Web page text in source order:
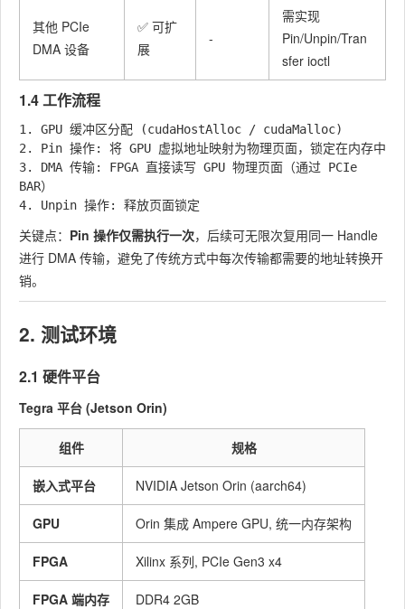
其他 PCIe
DMA 设备
✅ 可扩
展
-
需实现
Pin/Unpin/Tran
sfer ioctl
1.4 工作流程
1. GPU 缓冲区分配 (cudaHostAlloc / cudaMalloc)
2. Pin 操作: 将 GPU 虚拟地址映射为物理页面，锁定在内存中
3. DMA 传输: FPGA 直接读写 GPU 物理页面（通过 PCIe
BAR）
关键点： Pin 操作仅需执行一次，后续可无限次复用同一 Handle
进行 DMA 传输，避免了传统方式中每次传输都需要的地址转换开
销。
2. 测试环境
2.1 硬件平台
Tegra 平台 (Jetson Orin)
组件 规格
嵌入式平台 NVIDIA Jetson Orin (aarch64)
GPU Orin 集成 Ampere GPU, 统一内存架构
FPGA Xilinx 系列, PCIe Gen3 x4
FPGA 端内存 DDR4 2GB